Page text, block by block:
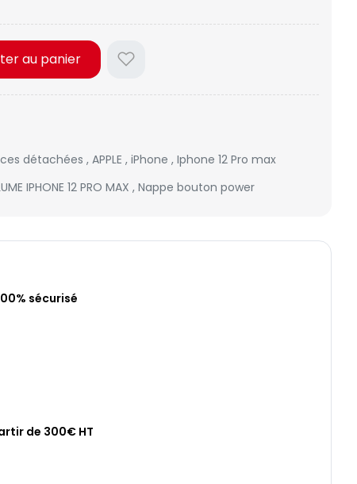
au panier
détachées , APPLE , iPhone , Iphone 12 Pro max
IPHONE 12 PRO MAX , Nappe bouton power
sécurisé
de 300€ HT